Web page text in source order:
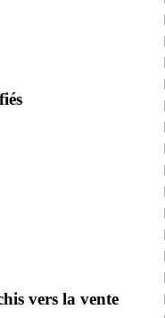
vers la vente